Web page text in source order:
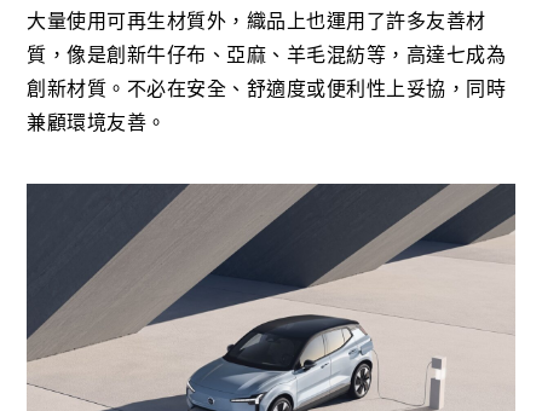
大量使用可再生材質外，織品上也運用了許多友善材
質，像是創新牛仔布、亞麻、羊毛混紡等，高達七成為
創新材質。不必在安全、舒適度或便利性上妥協，同時
兼顧環境友善。